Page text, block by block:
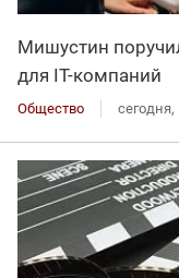
Мишустин
для IT-компаний
Общество сегодня,